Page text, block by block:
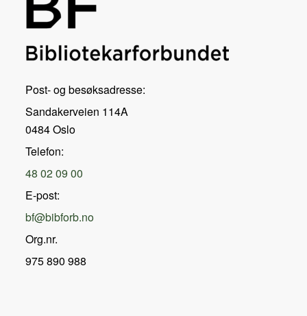
Post- og besøksadresse:
Sandakerveien 114A
0484 Oslo
Telefon:
48 02 09 00
E-post:
bf@bibforb.no
Org.nr.
975 890 988